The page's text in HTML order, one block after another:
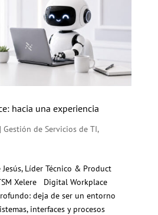
hacia una experiencia
| Gestión de Servicios de TI,
Líder Técnico & Product
Xelere Digital Workplace
deja de ser un entorno
interfaces y procesos